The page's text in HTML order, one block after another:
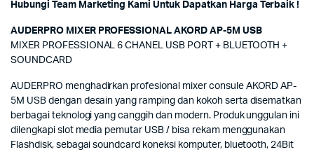
Hubungi Team Marketing Kami Untuk Dapatkan Harga Terbaik !
AUDERPRO MIXER PROFESSIONAL AKORD AP-5M USB
MIXER PROFESSIONAL 6 CHANEL USB PORT + BLUETOOTH +
SOUNDCARD
AUDERPRO menghadirkan profesional mixer consule AKORD AP-
5M USB dengan desain yang ramping dan kokoh serta disematkan
berbagai teknologi yang canggih dan modern. Produk unggulan ini
dilengkapi slot media pemutar USB / bisa rekam menggunakan
Flashdisk, sebagai soundcard koneksi komputer, bluetooth, 24Bit